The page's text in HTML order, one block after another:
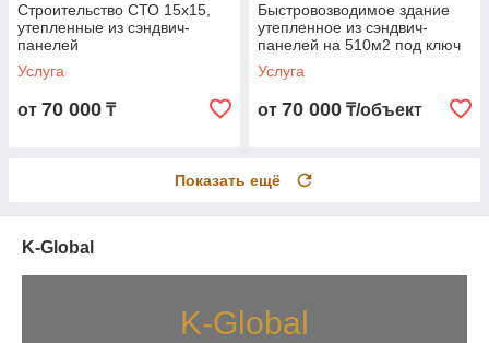
Строительство СТО 15х15,
утепленные из сэндвич-
панелей
Услуга
от 70 000 ₸
Быстровозводимое здание
утепленное из сэндвич-
панелей на 510м2 под ключ
в Алматы
Услуга
от 70 000 ₸/объект
Показать ещё
K-Global
K-Global